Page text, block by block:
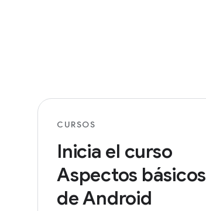
CURSOS
Inicia el curso
Aspectos básicos
de Android